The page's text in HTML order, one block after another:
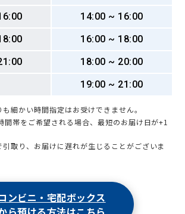
14:00 ~ 16:00
16:00 ~ 18:00
18:00 ~ 20:00
19:00 ~ 21:00
細かい時間指定はお受けできません。
帯をご希望される場合、最短のお届け日が+1
取り、お届けに遅れが生じることがございま
ンビニ・宅配ボックス